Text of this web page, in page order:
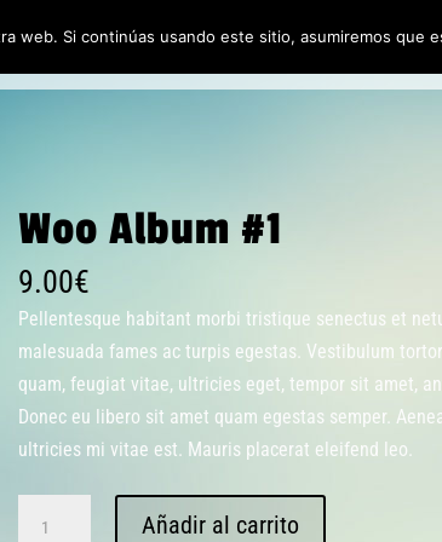
Servicios Política de Calidad Contactar Política
Woo Album #1
9.00€
Pellentesque habitant morbi tristique senectus et
malesuada fames ac turpis egestas. Vestibulum tortor
quam, feugiat vitae, ultricies eget, tempor sit amet,
Donec eu libero sit amet quam egestas semper.
ultricies mi vitae est. Mauris placerat eleifend leo.
Añadir al carrito
web. Si continúas usando este sitio, asumiremos que